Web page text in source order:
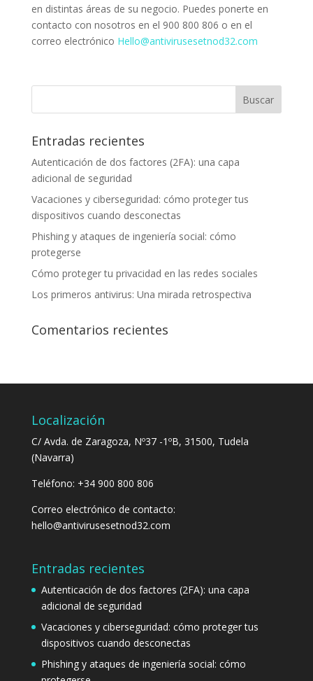
en distintas áreas de su negocio. Puedes ponerte en
contacto con nosotros en el 900 800 806 o en el
correo electrónico Hello@antivirusesetnod32.com
Entradas recientes
Autenticación de dos factores (2FA): una capa
adicional de seguridad
Vacaciones y ciberseguridad: cómo proteger tus
dispositivos cuando desconectas
Phishing y ataques de ingeniería social: cómo
protegerse
Cómo proteger tu privacidad en las redes sociales
Los primeros antivirus: Una mirada retrospectiva
Comentarios recientes
Localización
C/ Avda. de Zaragoza, Nº37 -1ºB, 31500, Tudela
(Navarra)
Teléfono: +34 900 800 806
Correo electrónico de contacto:
hello@antivirusesetnod32.com
Entradas recientes
Autenticación de dos factores (2FA): una capa
adicional de seguridad
Vacaciones y ciberseguridad: cómo proteger tus
dispositivos cuando desconectas
Phishing y ataques de ingeniería social: cómo